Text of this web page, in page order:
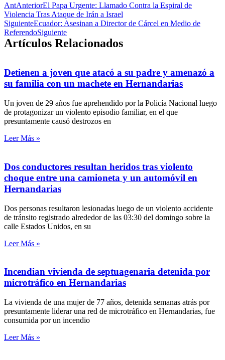
AntAnteriorEl Papa Urgente: Llamado Contra la Espiral de
Violencia Tras Ataque de Irán a Israel
SiguienteEcuador: Asesinan a Director de Cárcel en Medio de
ReferendoSiguiente
Artículos Relacionados
Detienen a joven que atacó a su padre y amenazó a
su familia con un machete en Hernandarias
Un joven de 29 años fue aprehendido por la Policía Nacional luego
de protagonizar un violento episodio familiar, en el que
presuntamente causó destrozos en
Leer Más »
Dos conductores resultan heridos tras violento
choque entre una camioneta y un automóvil en
Hernandarias
Dos personas resultaron lesionadas luego de un violento accidente
de tránsito registrado alrededor de las 03:30 del domingo sobre la
calle Estados Unidos, en su
Leer Más »
Incendian vivienda de septuagenaria detenida por
microtráfico en Hernandarias
La vivienda de una mujer de 77 años, detenida semanas atrás por
presuntamente liderar una red de microtráfico en Hernandarias, fue
consumida por un incendio
Leer Más »